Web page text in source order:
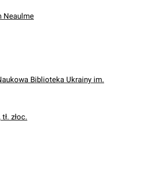
Neaulme
Biblioteka Ukrainy im.
złoc.